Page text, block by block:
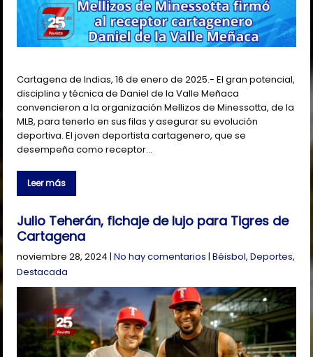
Cartagena de Indias, 16 de enero de 2025.- El gran potencial,
disciplina y técnica de Daniel de la Valle Meñaca
convencieron a la organización Mellizos de Minessotta, de la
MLB, para tenerlo en sus filas y asegurar su evolución
deportiva. El joven deportista cartagenero, que se
desempeña como receptor…
Leer más
Julio Teherán, fichaje de lujo para Tigres de
Cartagena
noviembre 28, 2024 |No hay comentarios |Béisbol,Deportes,
Destacada